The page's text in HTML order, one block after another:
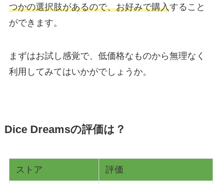
つかの選択肢があるので、お好みで購入すること
ができます。
まずはお試し感覚で、低価格なものから無理なく
利用してみてはいかがでしょうか。
Dice Dreamsの評価は？
ストア 評価